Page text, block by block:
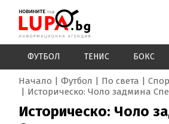
ФУТБОЛ ТЕНИС БОКС
Начало Футбол По света
Историческо: Чоло задмина
Историческо: Чоло